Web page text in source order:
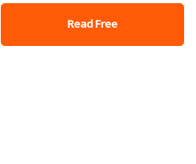
Read Free